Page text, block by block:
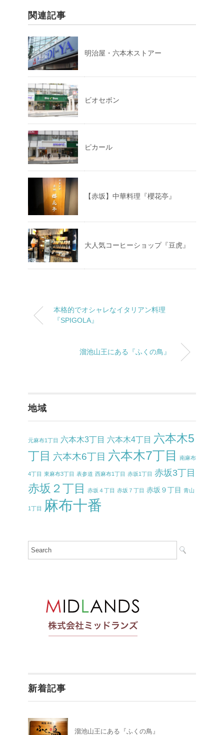
関連記事
明治屋・六本木ストアー
ビオセボン
ピカール
【赤坂】中華料理『櫻花亭』
大人気コーヒーショップ『豆虎』
本格的でオシャレなイタリアン料理
『SPIGOLA』
溜池山王にある『ふくの鳥』
地域
元麻布1丁目 六本木3丁目 六本木4丁目 六本木5
丁目 六本木6丁目 六本木7丁目 南麻布
4丁目 東麻布3丁目 表参道 西麻布1丁目 赤坂1丁目 赤坂3丁目
赤坂２丁目 赤坂４丁目 赤坂７丁目 赤坂９丁目 青山
1丁目 麻布十番
新着記事
溜池山王にある『ふくの鳥』